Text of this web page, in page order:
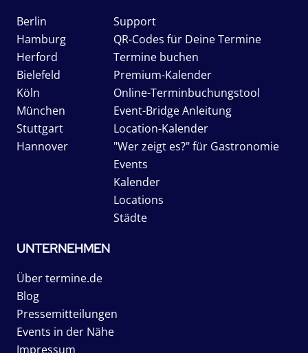
Berlin
Hamburg
Herford
Bielefeld
Köln
München
Stuttgart
Hannover
Support
QR-Codes für Deine Termine
Termine buchen
Premium-Kalender
Online-Terminbuchungstool
Event-Bridge Anleitung
Location-Kalender
"Wer zeigt es?" für Gastronomie
Events
Kalender
Locations
Städte
UNTERNEHMEN
Über termine.de
Blog
Pressemitteilungen
Events in der Nähe
Impressum